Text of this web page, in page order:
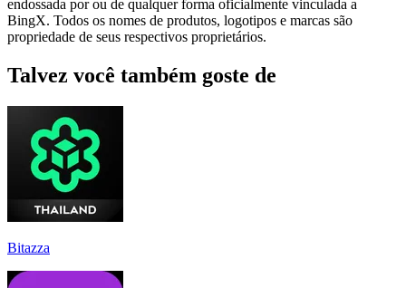
endossada por ou de qualquer forma oficialmente vinculada a
BingX. Todos os nomes de produtos, logotipos e marcas são
propriedade de seus respectivos proprietários.
Talvez você também goste de
Bitazza